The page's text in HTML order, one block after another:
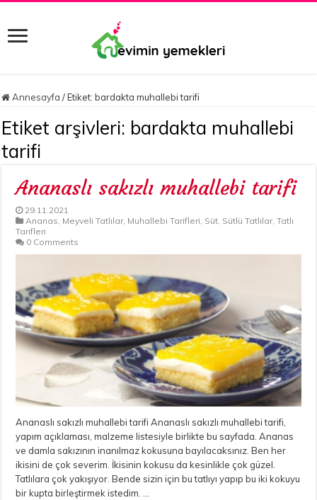
Annesayfa / Etiket:bardakta muhallebi tarifi
Etiket arşivleri: bardakta muhallebi
tarifi
Ananaslı sakızlı muhallebi tarifi
29.11.2021
Ananas, Meyveli Tatlılar, Muhallebi Tarifleri, Süt, Sütlü Tatlılar,Tatlı
Tarifleri
0 Comments
Ananaslı sakızlı muhallebi tarifi Ananaslı sakızlı muhallebi tarifi,
yapım açıklaması, malzeme listesiyle birlikte bu sayfada. Ananas
ve damla sakızının inanılmaz kokusuna bayılacaksınız. Ben her
ikisini de çok severim. İkisinin kokusu da kesinlikle çok güzel.
Tatlılara çok yakışıyor. Bende sizin için bu tatlıyı yapıp bu iki kokuyu
bir kupta birleştirmek istedim. …